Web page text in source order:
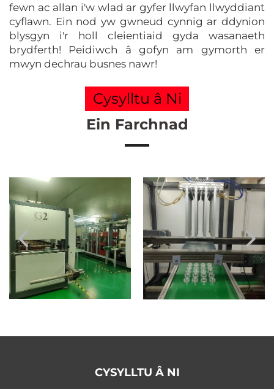
fewn ac allan i'w wlad ar gyfer llwyfan llwyddiant
cyflawn. Ein nod yw gwneud cynnig ar ddynion
blysgyn i'r holl cleientiaid gyda wasanaeth
brydferth! Peidiwch â gofyn am gymorth er
mwyn dechrau busnes nawr!
Cysylltu â Ni
Ein Farchnad
CYSYLLTU Â NI